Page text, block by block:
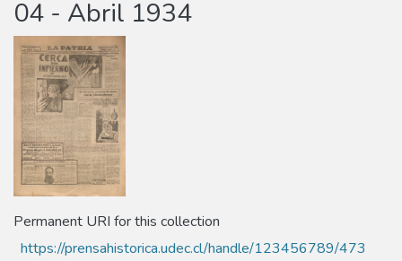
Calendar
All of DSpace
04 - Abril 1934
Permanent URI for this collection
https://prensahistorica.udec.cl/handle/123456789/473